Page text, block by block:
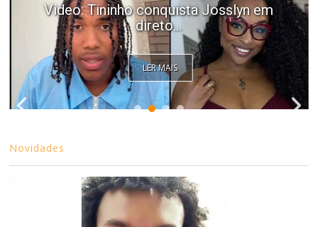
Video: Tininho conquista Josslyn em
direto...
LER MAIS
Novidades